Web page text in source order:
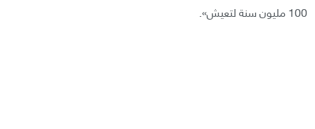
100 مليون سنة لتعيش».